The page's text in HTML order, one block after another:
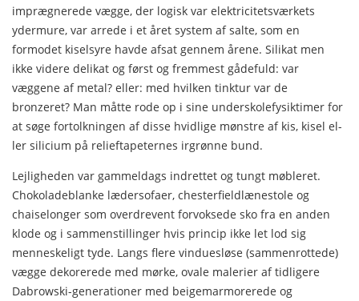
imprægnerede vægge, der logisk var elektricitetsværkets
ydermure, var arrede i et året system af salte, som en
formodet kiselsyre havde afsat gennem årene. Silikat men
ikke videre delikat og først og fremmest gådefuld: var
væggene af metal? eller: med hvilken tinktur var de
bronzeret? Man måtte rode op i sine underskolefysiktimer for
at søge fortolkningen af disse hvidlige mønstre af kis, kisel el­
ler silicium på relieftapeternes irgrønne bund.
Lejligheden var gammeldags indrettet og tungt møbleret.
Chokoladeblanke lædersofaer, chesterfieldlænestole og
chaise­longer som overdrevent forvoksede sko fra en anden
klode og i sammenstillinger hvis princip ikke let lod sig
menneske­ligt tyde. Langs flere vinduesløse (sammenrottede)
vægge de­korerede med mørke, ovale malerier af tidligere
Dabrowski-generationer med beigemarmorerede og